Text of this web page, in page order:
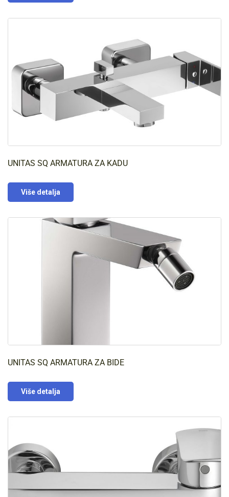
UNITAS SQ ARMATURA ZA KADU
Više detalja
UNITAS SQ ARMATURA ZA BIDE
Više detalja